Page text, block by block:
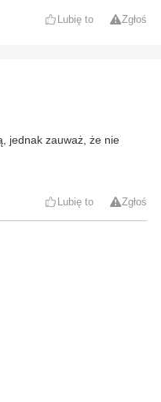
Lubię to Zgłoś
jednak zauważ, że nie
Lubię to Zgłoś